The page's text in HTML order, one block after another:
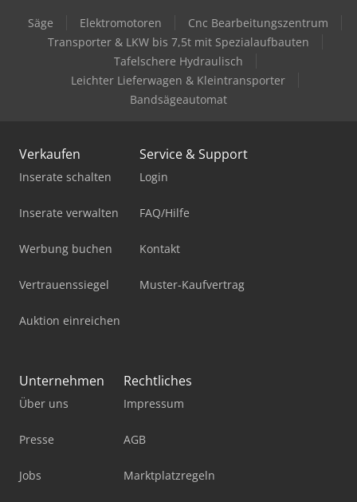
Säge Elektromotoren
Cnc Bearbeitungszentrum
Transporter & LKW bis 7,5t mit Spezialaufbauten
Tafelschere Hydraulisch
Leichter Lieferwagen & Kleintransporter
Bandsägeautomat
Verkaufen
Inserate schalten
Inserate verwalten
Werbung buchen
Vertrauenssiegel
Auktion einreichen
Service & Support
Login
FAQ/Hilfe
Kontakt
Muster-Kaufvertrag
Unternehmen
Über uns
Presse
Jobs
Rechtliches
Impressum
AGB
Marktplatzregeln